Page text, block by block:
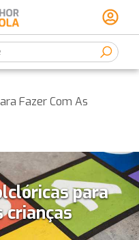
Fazer Com As
para
crianças